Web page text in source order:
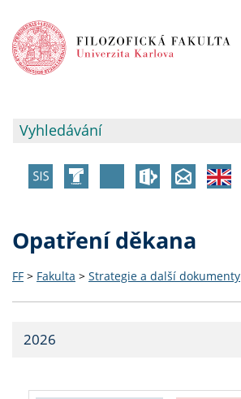
Opatření děkana
FF > Fakulta > Strategie a další dokumenty
2026